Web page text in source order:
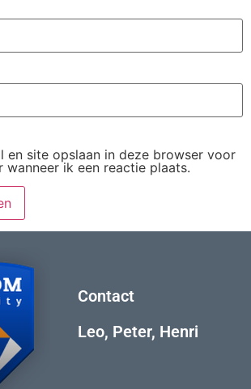
en site opslaan in deze browser voor
wanneer ik een reactie plaats.
Contact
Leo, Peter, Henri